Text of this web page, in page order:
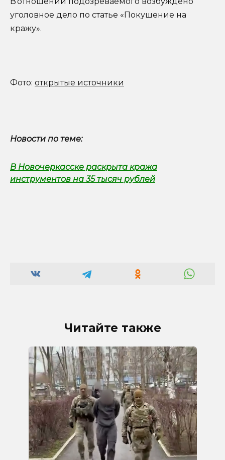
уголовное дело по статье «Покушение на
кражу».
Фото: открытые источники
Новости по теме:
В Новочеркасске раскрыта кража
инструментов на 35 тысяч рублей
Читайте также